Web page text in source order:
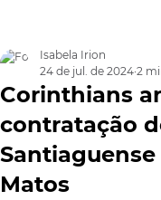
Corinthians
contratação
Matos
Isabela Irion
24 de jul. de 2024 2